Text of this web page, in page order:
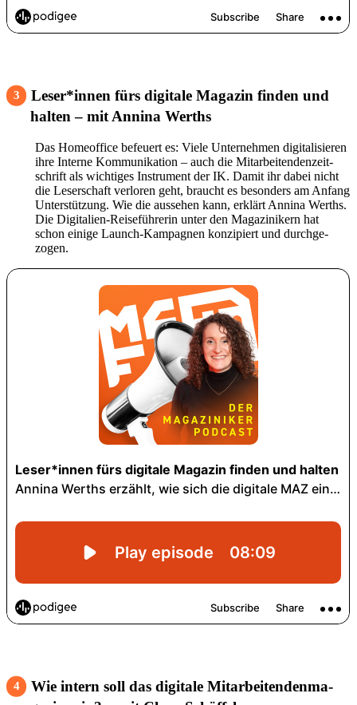
3
Leser*innen fürs digi­tale Magazin finden und
halten – mit Annina Werths
Das Home­of­fice befeuert es: Viele Unter­nehmen digi­ta­li­sieren
ihre Interne Kommu­ni­ka­tion – auch die Mitar­bei­ten­den­zeit­
schrift als wich­tiges Instru­ment der IK. Damit ihr dabei nicht
die Leser­schaft verloren geht, braucht es beson­ders am Anfang
Unter­stüt­zung. Wie die aussehen kann, erklärt Annina Werths.
Die Digi­ta­lien-Reise­füh­rerin unter den Maga­zi­ni­kern hat
schon einige Launch-Kampa­gnen konzi­piert und durch­ge­
zogen.
4
Wie intern soll das digi­tale Mitar­bei­ten­den­ma­